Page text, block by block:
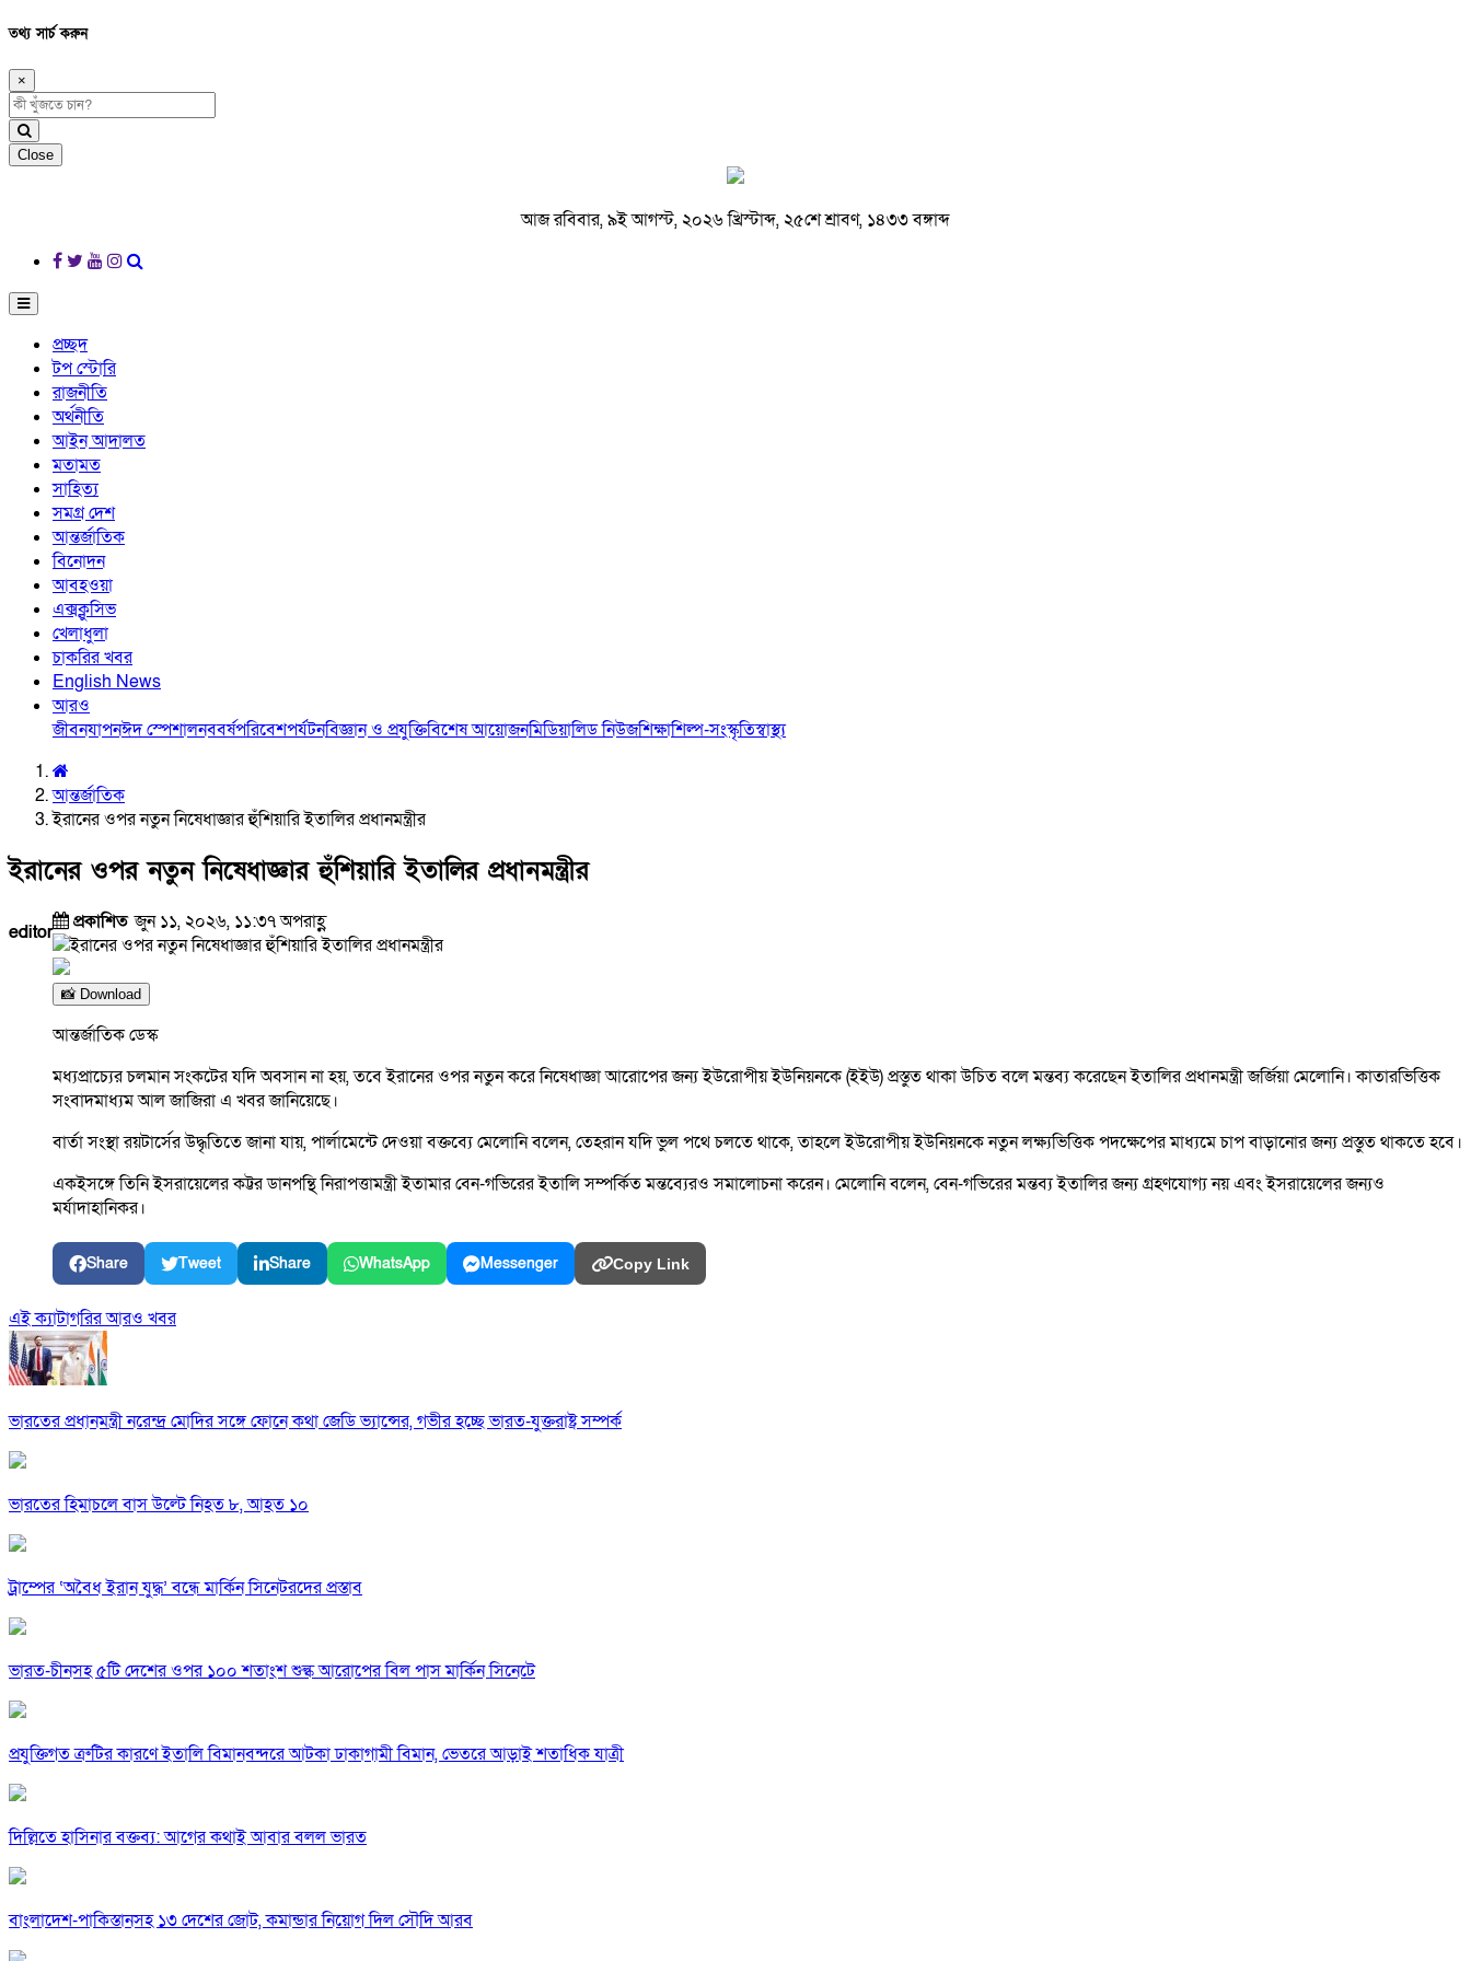
তথ্য সার্চ করুন
×
Close
আজ রবিবার, ৯ই আগস্ট, ২০২৬ খ্রিস্টাব্দ, ২৫শে শ্রাবণ, ১৪৩৩ বঙ্গাব্দ
প্রচ্ছদ
টপ স্টোরি
রাজনীতি
অর্থনীতি
আইন আদালত
মতামত
সাহিত্য
সমগ্র দেশ
আন্তর্জাতিক
বিনোদন
আবহওয়া
এক্সক্লুসিভ
খেলাধুলা
চাকরির খবর
English News
আরও
জীবনযাপনঈদ স্পেশালনববর্ষপরিবেশপর্যটনবিজ্ঞান ও প্রযুক্তিবিশেষ আয়োজনমিডিয়ালিড নিউজশিক্ষাশিল্প-সংস্কৃতিস্বাস্থ্য
আন্তর্জাতিক
ইরানের ওপর নতুন নিষেধাজ্ঞার হুঁশিয়ারি ইতালির প্রধানমন্ত্রীর
ইরানের ওপর নতুন নিষেধাজ্ঞার হুঁশিয়ারি ইতালির প্রধানমন্ত্রীর
editor প্রকাশিতজুন ১১, ২০২৬, ১১:৩৭ অপরাহ্ণ
📸 Download
আন্তর্জাতিক ডেস্ক
মধ্যপ্রাচ্যের চলমান সংকটের যদি অবসান না হয়, তবে ইরানের ওপর নতুন করে নিষেধাজ্ঞা আরোপের জন্য ইউরোপীয় ইউনিয়নকে (ইইউ) প্রস্তুত থাকা উচিত বলে মন্তব্য করেছেন ইতালির প্রধানমন্ত্রী জর্জিয়া মেলোনি। কাতারভিত্তিক
সংবাদমাধ্যম আল জাজিরা এ খবর জানিয়েছে।
বার্তা সংস্থা রয়টার্সের উদ্ধৃতিতে জানা যায়, পার্লামেন্টে দেওয়া বক্তব্যে মেলোনি বলেন, তেহরান যদি ভুল পথে চলতে থাকে, তাহলে ইউরোপীয় ইউনিয়নকে নতুন লক্ষ্যভিত্তিক পদক্ষেপের মাধ্যমে চাপ বাড়ানোর জন্য প্রস্তুত থাকতে হবে।
একইসঙ্গে তিনি ইসরায়েলের কট্টর ডানপন্থি নিরাপত্তামন্ত্রী ইতামার বেন-গভিরের ইতালি সম্পর্কিত মন্তব্যেরও সমালোচনা করেন। মেলোনি বলেন, বেন-গভিরের মন্তব্য ইতালির জন্য গ্রহণযোগ্য নয় এবং ইসরায়েলের জন্যও
মর্যাদাহানিকর।
Share Tweet Share WhatsApp Messenger Copy Link
এই ক্যাটাগরির আরও খবর
ভারতের প্রধানমন্ত্রী নরেন্দ্র মোদির সঙ্গে ফোনে কথা জেডি ভ্যান্সের, গভীর হচ্ছে ভারত-যুক্তরাষ্ট্র সম্পর্ক
ভারতের হিমাচলে বাস উল্টে নিহত ৮, আহত ১০
ট্রাম্পের ‘অবৈধ ইরান যুদ্ধ’ বন্ধে মার্কিন সিনেটরদের প্রস্তাব
ভারত-চীনসহ ৫টি দেশের ওপর ১০০ শতাংশ শুল্ক আরোপের বিল পাস মার্কিন সিনেটে
প্রযুক্তিগত ত্রুটির কারণে ইতালি বিমানবন্দরে আটকা ঢাকাগামী বিমান, ভেতরে আড়াই শতাধিক যাত্রী
দিল্লিতে হাসিনার বক্তব্য: আগের কথাই আবার বলল ভারত
বাংলাদেশ-পাকিস্তানসহ ১৩ দেশের জোট, কমান্ডার নিয়োগ দিল সৌদি আরব